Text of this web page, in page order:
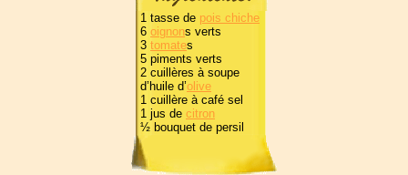
1 tasse de pois chiche
6 oignons verts
3 tomates
5 piments verts
2 cuillères à soupe
d’huile d’olive
1 cuillère à café sel
1 jus de citron
½ bouquet de persil